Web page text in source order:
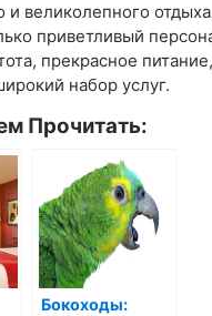
и великолепного
приветливый
прекрасное
набор услуг.
Прочитать:
Бокоходы: